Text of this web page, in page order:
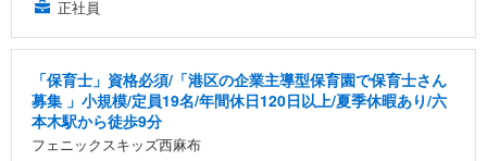
正社員
「保育士」資格必須/「港区の企業主導型保育園で保育士さん
募集 」小規模/定員19名/年間休日120日以上/夏季休暇あり/六
本木駅から徒歩9分
フェニックスキッズ西麻布